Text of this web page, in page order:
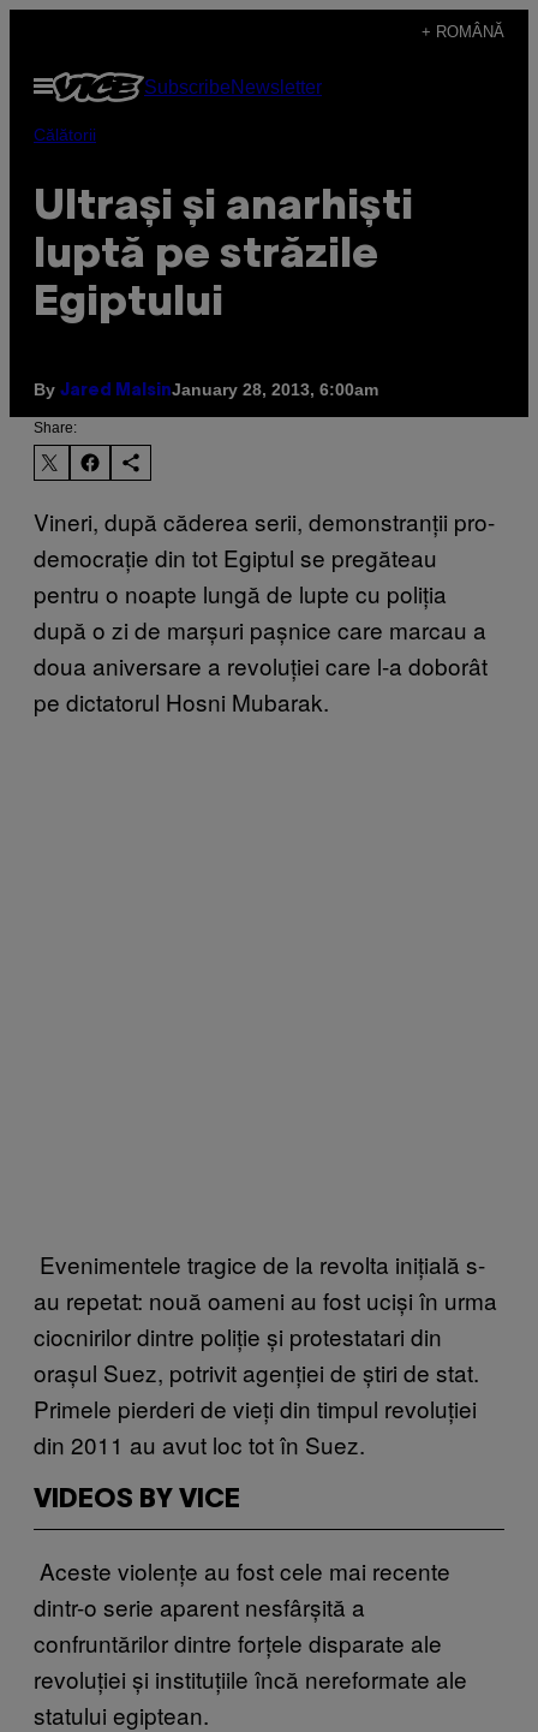
content
+ ROMÂNĂ
Open
Menu
SubscribeNewsletter
Călătorii
Ultrași și anarhiști
luptă pe străzile
Egiptului
By Jared MalsinJanuary 28, 2013, 6:00am
Share:
Vineri, după căderea serii, demonstranții pro-
democrație din tot Egiptul se pregăteau
pentru o noapte lungă de lupte cu poliția
după o zi de marșuri pașnice care marcau a
doua aniversare a revoluției care l-a doborât
pe dictatorul Hosni Mubarak.
Evenimentele tragice de la revolta inițială s-
au repetat: nouă oameni au fost uciși în urma
ciocnirilor dintre poliție și protestatari din
orașul Suez, potrivit agenției de știri de stat.
Primele pierderi de vieți din timpul revoluției
din 2011 au avut loc tot în Suez.
VIDEOS BY VICE
Aceste violențe au fost cele mai recente
dintr-o serie aparent nesfârșită a
confruntărilor dintre forțele disparate ale
revoluției și instituțiile încă nereformate ale
statului egiptean.